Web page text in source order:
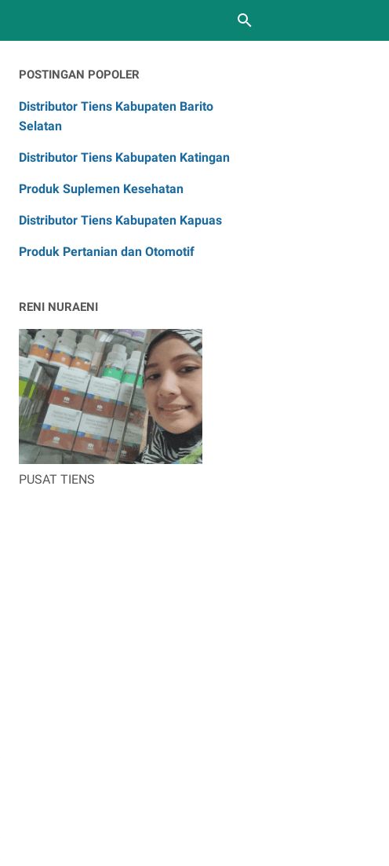
POSTINGAN POPOLER
Distributor Tiens Kabupaten Barito
Selatan
Distributor Tiens Kabupaten Katingan
Produk Suplemen Kesehatan
Distributor Tiens Kabupaten Kapuas
Produk Pertanian dan Otomotif
RENI NURAENI
PUSAT TIENS